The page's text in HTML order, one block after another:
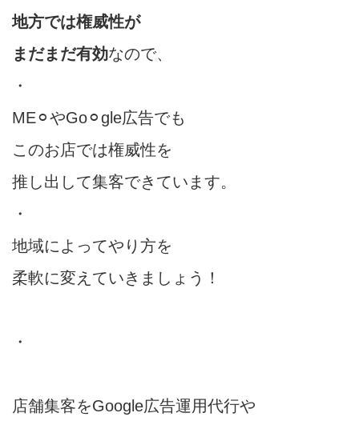
地方では権威性が
まだまだ有効なので、
・
ME⚪︎やGo⚪︎gle広告でも
このお店では権威性を
推し出して集客できています。
・
地域によってやり方を
柔軟に変えていきましょう！
・
店舗集客をGoogle広告運用代行や